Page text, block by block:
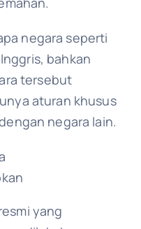
negara seperti
bahkan
tersebut
aturan khusus
negara lain.
yang